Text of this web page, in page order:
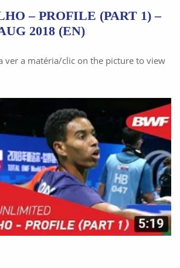
– PROFILE (PART 1) –
2018 (EN)
ver a matéria/clic on the picture to view